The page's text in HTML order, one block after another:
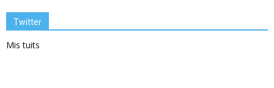
Twitter
Mis tuits